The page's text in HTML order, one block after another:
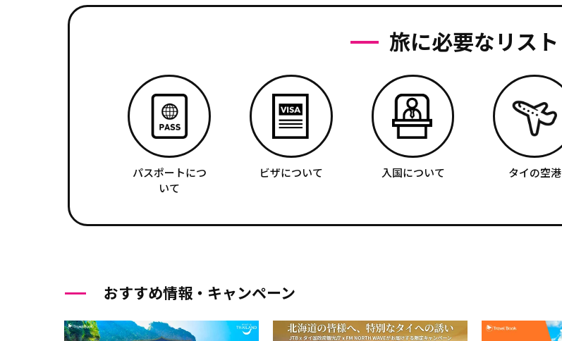
旅に必要なリスト
パスポートにつ
いて
ビザについて 入国について タイの空港
おすすめ情報・キャンペーン